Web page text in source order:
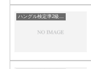
ハングル検定準2級の単語